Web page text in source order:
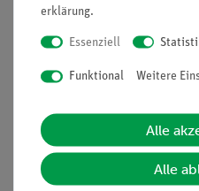
Informationen
Projekte und Lösungen
Presse
erklärung.
Essenziell
Funktional Weitere
Alle
Alle